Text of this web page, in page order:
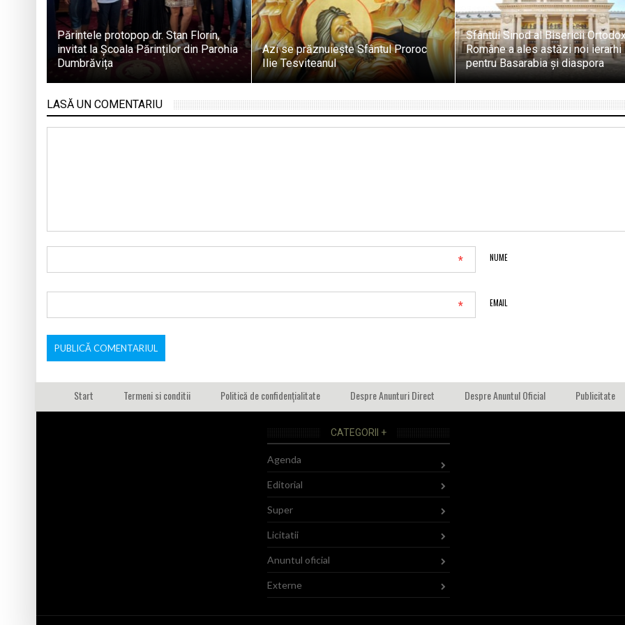
Părintele protopop dr. Stan Florin,
invitat la Școala Părinților din Parohia
Dumbrăvița
Azi se prăznuiește Sfântul Proroc
Ilie Tesviteanul
Sfântul Sinod al Bisericii
Române a ales astăzi noi ierarhi
pentru Basarabia și diaspora
LASĂ UN COMENTARIU
NUME
*
EMAIL
*
Start Termeni si conditii Politică de confidențialitate Despre Anunturi Direct Despre Anuntul Oficial Publicitate
CATEGORII +
Agenda
Editorial
Super
Licitatii
Anuntul oficial
Externe